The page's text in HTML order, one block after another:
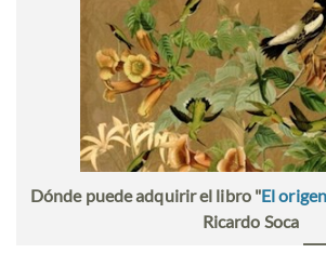
Dónde puede adquirir el libro "El
Ricardo Soca